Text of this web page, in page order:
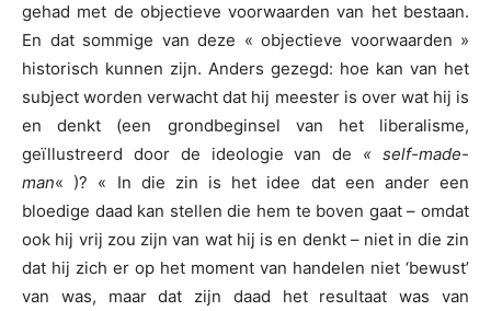
gehad met de objectieve voorwaarden van het bestaan.
En dat sommige van deze « objectieve voorwaarden »
historisch kunnen zijn. Anders gezegd: hoe kan van het
subject worden verwacht dat hij meester is over wat hij is
en denkt (een grondbeginsel van het liberalisme,
geïllustreerd door de ideologie van de « self-made-
man« )? « In die zin is het idee dat een ander een
bloedige daad kan stellen die hem te boven gaat – omdat
ook hij vrij zou zijn van wat hij is en denkt – niet in die zin
dat hij zich er op het moment van handelen niet ‘bewust’
van was, maar dat zijn daad het resultaat was van